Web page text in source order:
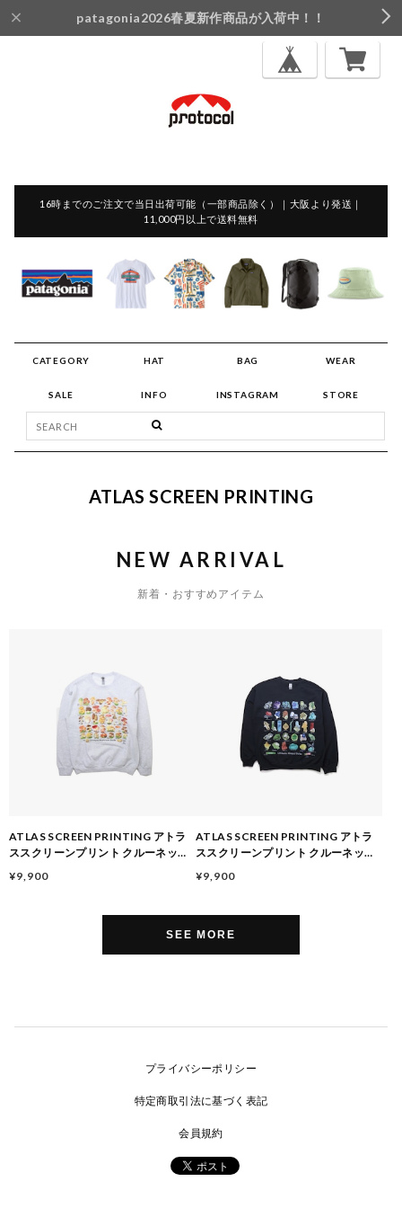
patagonia2026春夏新作商品が入荷中！！
16時までのご注文で当日出荷可能（一部商品除く）｜大阪より発送｜
11,000円以上で送料無料
CATEGORY HAT BAG WEAR
SALE INFO INSTAGRAM STORE
ATLAS SCREEN PRINTING
NEW ARRIVAL
新着・おすすめアイテム
ATLAS SCREEN PRINTING アトラ
ススクリーンプリント クルーネック
ズ レディース スウェット トレーナー
¥9,900
ATLAS SCREEN PRINTING アトラ
ススクリーンプリント クルーネック
ズ レディース スウェット トレーナー
¥9,900
SEE MORE
プライバシーポリシー
特定商取引法に基づく表記
会員規約